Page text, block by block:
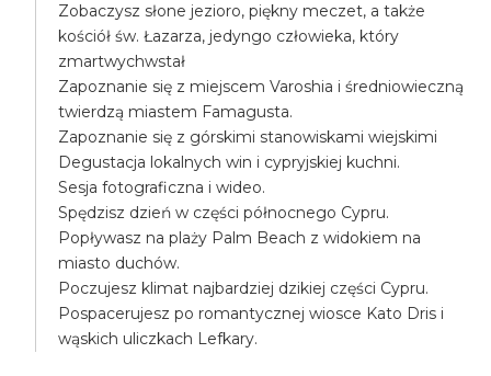
Zobaczysz słone jezioro, piękny meczet, a także
kościół św. Łazarza, jedyngo człowieka, który
zmartwychwstał
Zapoznanie się z miejscem Varoshia i średniowieczną
twierdzą miastem Famagusta.
Zapoznanie się z górskimi stanowiskami wiejskimi
Degustacja lokalnych win i cypryjskiej kuchni.
Sesja fotograficzna i wideo.
Spędzisz dzień w części północnego Cypru.
Popływasz na plaży Palm Beach z widokiem na
miasto duchów.
Poczujesz klimat najbardziej dzikiej części Cypru.
Pospacerujesz po romantycznej wiosce Kato Dris i
wąskich uliczkach Lefkary.